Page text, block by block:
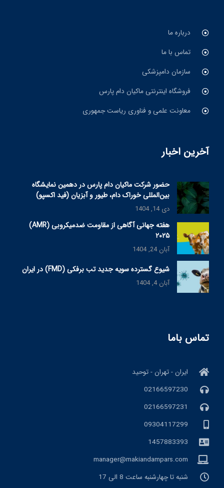
درباره ما
تماس با ما
سازمان دامپزشکی
فروشگاه اینترنتی ماکیان دام پارس
معاونت علمی و فناوری ریاست جمهوری
آخرین اخبار
حضور شرکت ماکیان دام پارس در دهمین نمایشگاه
بین‌المللی خوراک دام، طیور و آبزیان (فید اکسپو)
دی 14, 1404
هفته جهانی آگاهی از مقاومت ضدمیکروبی (AMR)
۲۰۲۵
آبان 24, 1404
شیوع گسترده سویه جدید تب برفکی (FMD) در ایران
آبان 4, 1404
تماس باما
ایران - تهران - توحید
02166597230
02166597231
09304117299
1457883393
manager@makiandampars.com
شنبه تا چهارشنبه ساعت 8 الی 17